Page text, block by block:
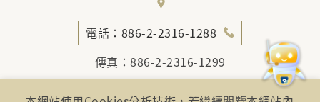
電話：886-2-2316-1288
傳真：886-2-2316-1299